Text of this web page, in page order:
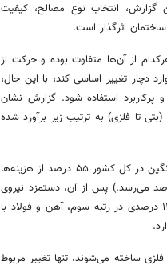
گزارش، انتخاب نوع مصالح، کیفیت
اثرگذار است.
از آن‌ها متفاوت بوده و حرکت از
تغییر اساسی کند، با این حال،
استفاده شود. گزارش نشان
تا فلزی) به ترتیب زیر برآورد شده
اسکلت بتنی: در ساختمان‌هایی که با اسکلت بتنی ساخته می‌شوند، به طور میانگین در کل کشور ۵۵ درصد از هزینه‌ها
زمین و هزینه‌های اخذ مجوز است (در شهر تهران این عدد تا ۷۰ درصد می‌رسد.) پس از آن، دستمزد نیروی
انسانی با سهم ۱۸ درصدی در رتبه دوم، نازک‌کاری و سایر هزینه‌ها با سهم ۱۲.۸ درصدی در رتبه سوم، آهن و فولاد با
ساخته می‌شوند، تنها تغییر مربوط